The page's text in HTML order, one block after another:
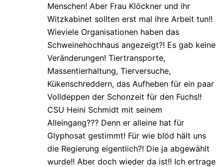
Menschen! Aber Frau Klöckner und ihr
Witzkabinet sollten erst mal ihre Arbeit tun!!
Wieviele Organisationen haben das
Schweinehochhaus angezeigt?! Es gab keine
Veränderungen! Tiertransporte,
Massentierhaltung, Tierversuche,
Kükenschreddern, das Aufheben für ein paar
Volldeppen der Schonzeit für den Fuchs!!
CSU Heini Schmidt mit seinem
Alleingang??? Denn er alleine hat für
Glyphosat gestimmt! Für wie blöd hält uns
die Regierung eigentlich?! Die ja abgewählt
wurde!! Aber doch wieder da ist!! Ich ertrage